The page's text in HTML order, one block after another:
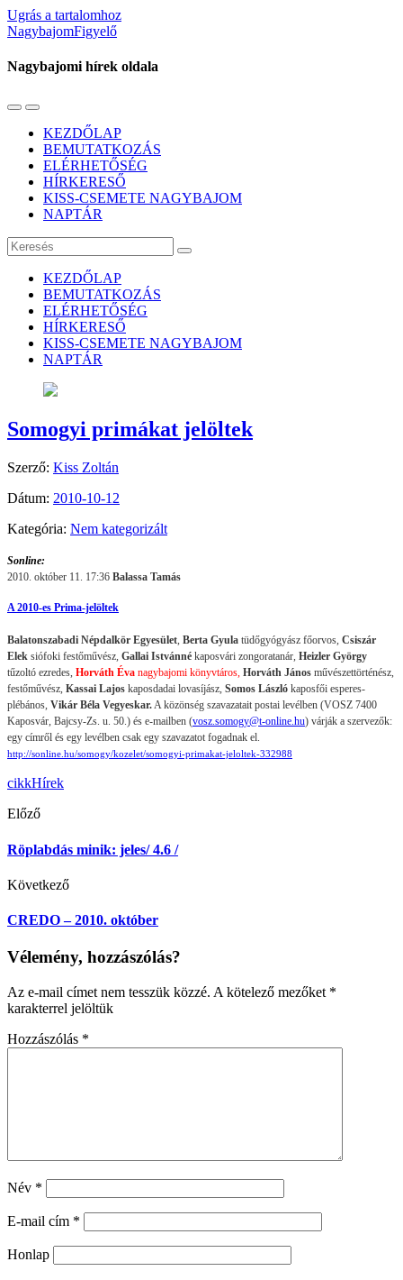
Ugrás a tartalomhoz
NagybajomFigyelő
Nagybajomi hírek oldala
Váltás
mobil
menüre
Használja
keresés
mezőt
KEZDŐLAP
BEMUTATKOZÁS
ELÉRHETŐSÉG
HÍRKERESŐ
KISS-CSEMETE NAGYBAJOM
NAPTÁR
Keresés
KEZDŐLAP
BEMUTATKOZÁS
ELÉRHETŐSÉG
HÍRKERESŐ
KISS-CSEMETE NAGYBAJOM
NAPTÁR
Somogyi primákat jelöltek
Szerző: Kiss Zoltán
Dátum: 2010-10-12
Kategória: Nem kategorizált
Sonline:
2010. október 11. 17:36 Balassa Tamás
A 2010-es Prima-jelöltek
Balatonszabadi Népdalkör Egyesület, Berta Gyula tüdőgyógyász főorvos, Csiszár
Elek siófoki festőművész, Gallai Istvánné kaposvári zongoratanár, Heizler György
tűzoltó ezredes, Horváth Éva nagybajomi könyvtáros, Horváth János művészettörténész,
festőművész, Kassai Lajos kaposdadai lovasíjász, Somos László kaposfői esperes-
plébános, Vikár Béla Vegyeskar.A közönség szavazatait postai levélben (VOSZ 7400
Kaposvár, Bajcsy-Zs. u. 50.) és e-mailben (vosz.somogy@t-online.hu) várják a szervezők:
egy címről és egy levélben csak egy szavazatot fogadnak el.
http://sonline.hu/somogy/kozelet/somogyi-primakat-jeloltek-332988
cikkHírek
Előző
Röplabdás minik: jeles/ 4.6 /
Következő
CREDO – 2010. október
Vélemény, hozzászólás?
Az e-mail címet nem tesszük közzé. A kötelező mezőket *
karakterrel jelöltük
Hozzászólás *
Név *
E-mail cím *
Honlap